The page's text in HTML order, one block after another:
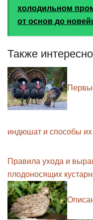
холодильном
от основ до
Также
индюшат и способы их
Правила ухода и
плодоносящих